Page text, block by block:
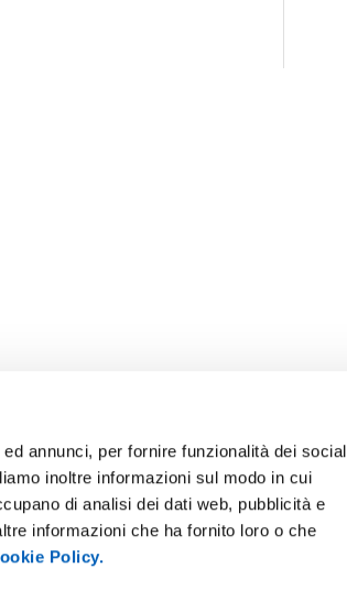
annunci, per fornire funzionalità dei social
inoltre informazioni sul modo in cui
di analisi dei dati web, pubblicità e
informazioni che ha fornito loro o che
Policy.
DI
PERSONALE
PROTEZIONE DEI DATI - PRIVACY